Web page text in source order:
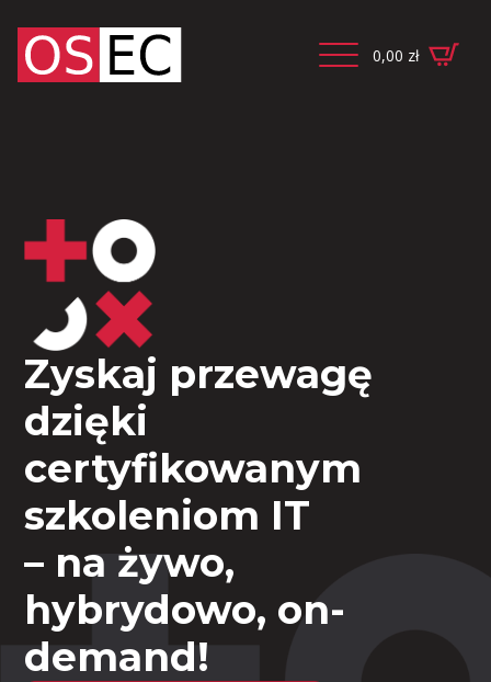
0,00 zł
Zyskaj przewagę
dzięki
certyfikowanym
szkoleniom IT
– na żywo,
hybrydowo, on-
demand!